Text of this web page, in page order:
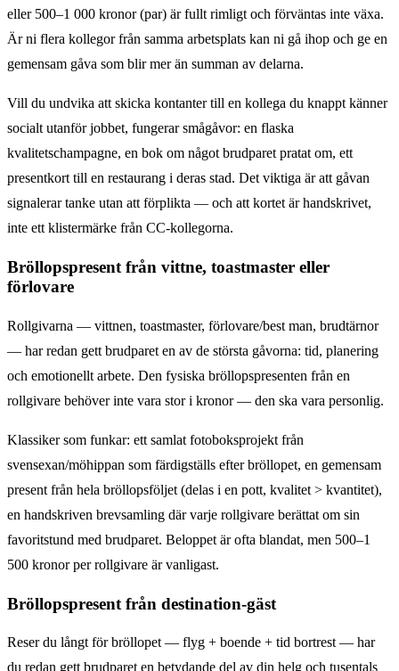
eller 500–1 000 kronor (par) är fullt rimligt och förväntas inte växa.
Är ni flera kollegor från samma arbetsplats kan ni gå ihop och ge en
gemensam gåva som blir mer än summan av delarna.
Vill du undvika att skicka kontanter till en kollega du knappt känner
socialt utanför jobbet, fungerar smågåvor: en flaska
kvalitetschampagne, en bok om något brudparet pratat om, ett
presentkort till en restaurang i deras stad. Det viktiga är att gåvan
signalerar tanke utan att förplikta — och att kortet är handskrivet,
inte ett klistermärke från CC-kollegorna.
Bröllopspresent från vittne, toastmaster eller
förlovare
Rollgivarna — vittnen, toastmaster, förlovare/best man, brudtärnor
— har redan gett brudparet en av de största gåvorna: tid, planering
och emotionellt arbete. Den fysiska bröllopspresenten från en
rollgivare behöver inte vara stor i kronor — den ska vara personlig.
Klassiker som funkar: ett samlat fotoboksprojekt från
svensexan/möhippan som färdigställs efter bröllopet, en gemensam
present från hela bröllopsföljet (delas i en pott, kvalitet > kvantitet),
en handskriven brev­samling där varje rollgivare berättat om sin
favoritstund med brudparet. Beloppet är ofta blandat, men 500–1
500 kronor per rollgivare är vanligast.
Bröllopspresent från destination-gäst
Reser du långt för bröllopet — flyg + boende + tid bortrest — har
du redan gett brudparet en betydande del av din helg och tusentals